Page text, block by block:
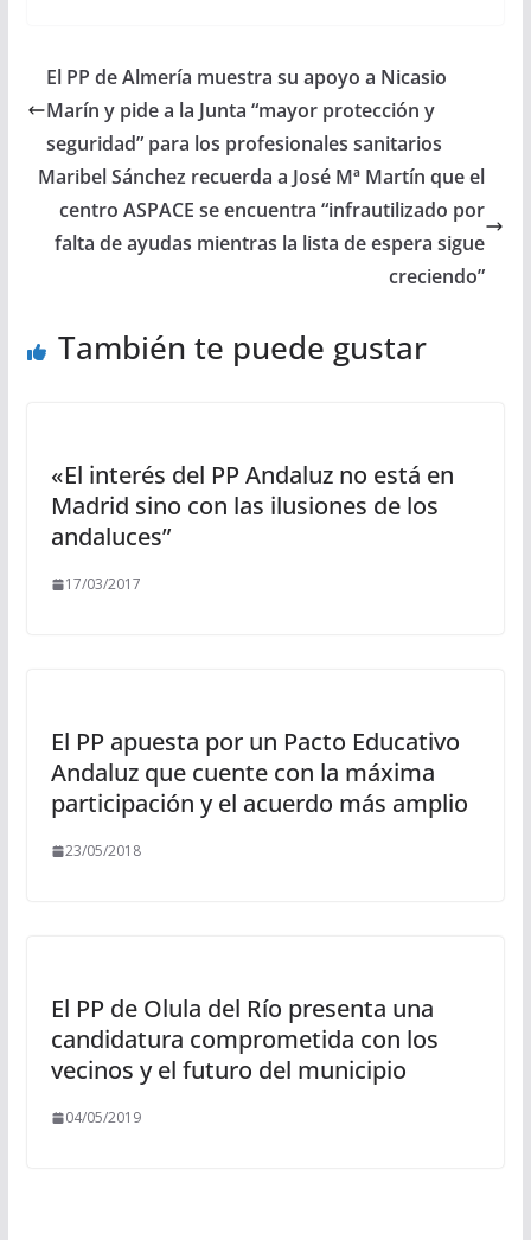
El PP de Almería muestra su apoyo a Nicasio
Marín y pide a la Junta “mayor protección y
seguridad” para los profesionales sanitarios
Maribel Sánchez recuerda a José Mª Martín que el
centro ASPACE se encuentra “infrautilizado por
falta de ayudas mientras la lista de espera sigue
creciendo”
También te puede gustar
«El interés del PP Andaluz no está en
Madrid sino con las ilusiones de los
andaluces”
17/03/2017
El PP apuesta por un Pacto Educativo
Andaluz que cuente con la máxima
participación y el acuerdo más amplio
23/05/2018
El PP de Olula del Río presenta una
candidatura comprometida con los
vecinos y el futuro del municipio
04/05/2019